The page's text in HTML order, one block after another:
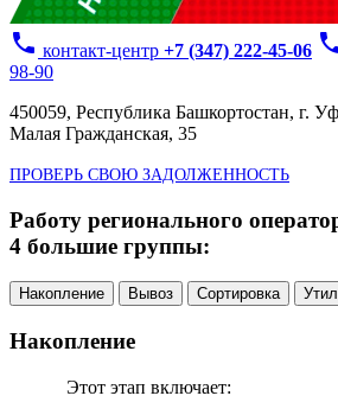
phone контакт-центр +7 (347) 222-45-06
98-90
450059, Республика Башкортостан, г.
Малая Гражданская, 35
ПРОВЕРЬ СВОЮ ЗАДОЛЖЕННОСТЬ
Работу регионального
4 большие группы:
Накопление Вывоз Сортировка
Накопление
Этот этап включает: